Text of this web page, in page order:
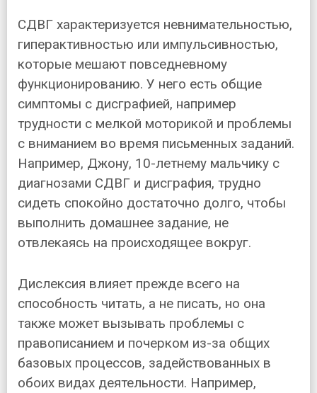
СДВГ характеризуется невнимательностью,
гиперактивностью или импульсивностью,
которые мешают повседневному
функционированию. У него есть общие
симптомы с дисграфией, например
трудности с мелкой моторикой и проблемы
с вниманием во время письменных заданий.
Например, Джону, 10-летнему мальчику с
диагнозами СДВГ и дисграфия, трудно
сидеть спокойно достаточно долго, чтобы
выполнить домашнее задание, не
отвлекаясь на происходящее вокруг.
Дислексия влияет прежде всего на
способность читать, а не писать, но она
также может вызывать проблемы с
правописанием и почерком из-за общих
базовых процессов, задействованных в
обоих видах деятельности. Например,